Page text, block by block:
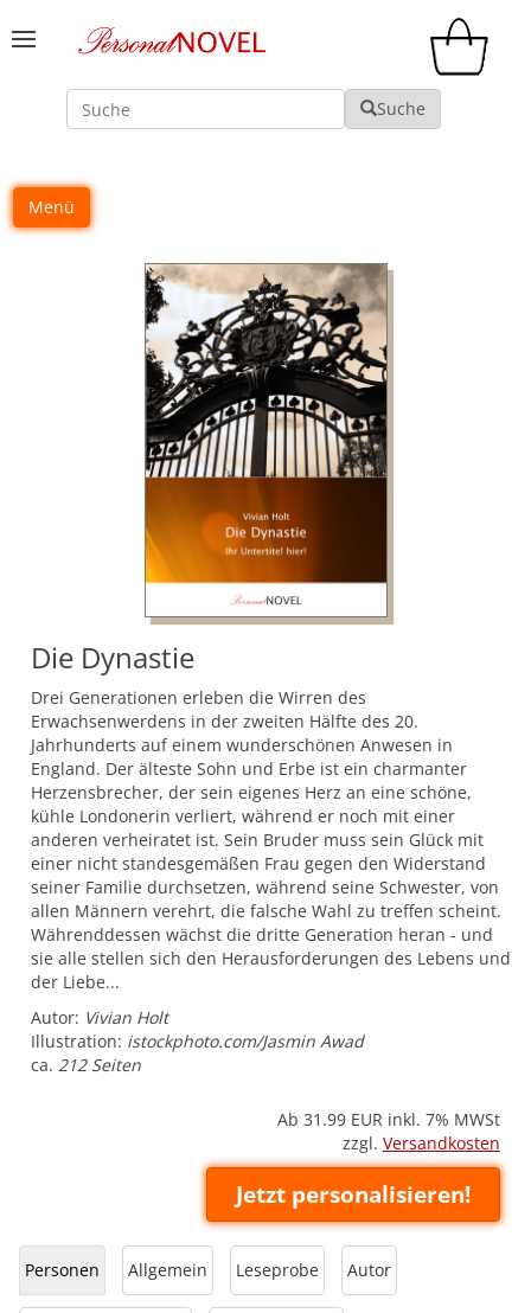
Suche Suche
Menü
Die Dynastie
Drei Generationen erleben die Wirren des
Erwachsenwerdens in der zweiten Hälfte des 20.
Jahrhunderts auf einem wunderschönen Anwesen in
England. Der älteste Sohn und Erbe ist ein charmanter
Herzensbrecher, der sein eigenes Herz an eine schöne,
kühle Londonerin verliert, während er noch mit einer
anderen verheiratet ist. Sein Bruder muss sein Glück mit
einer nicht standesgemäßen Frau gegen den Widerstand
seiner Familie durchsetzen, während seine Schwester, von
allen Männern verehrt, die falsche Wahl zu treffen scheint.
Währenddessen wächst die dritte Generation heran - und
sie alle stellen sich den Herausforderungen des Lebens und
der Liebe...
Autor: Vivian Holt
Illustration: istockphoto.com/Jasmin Awad
ca.212 Seiten
Ab 31.99 EUR inkl. 7% MWSt
zzgl. Versandkosten
Jetzt personalisieren!
Personen Allgemein Leseprobe Autor